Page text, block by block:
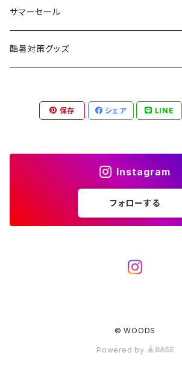
Ballistics
BEDROCK SANDALS
BROOKLYN WORKS
スリーピングギア
クッキングギア
カトラリー
ヘッドライト／ランタン
アクセサリー
アクセサリー
チェア
燃料ランタン
LEDライト
焚火台／薪ストーブ
焚火台
七輪、グリル
暖房器具
ガスストーブ
湯たんぽ
斧、鉈
クッキングギア
バーナー／ストーブ
カトラリー
コンテナ、ギアケース
ハンドウェア
ヘッドギア
フットウェア
アクセサリー
ラジコン
雑貨
アウトレット
サマーセール
酷暑対策グッズ
保存 シェア LINE
Instagram
フォローする
© WOODS
Powered by